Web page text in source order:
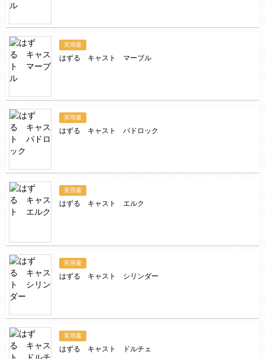
実用書
はずる キャスト マーブル
実用書
はずる キャスト パドロック
実用書
はずる キャスト エルク
実用書
はずる キャスト シリンダー
実用書
はずる キャスト ドルチェ